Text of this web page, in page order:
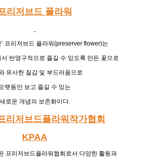
리저브드 플라워
’ 프리저브드 플라워(preserver flower)는
반영구적으로 즐길 수 있도록 만든 꽃으로
유사한 질감 및 부드러움으로
랫동안 보고 즐길 수 있는
새로운 개념의 보존화이다.
리저브드플라워작가협회
KPAA
프리저브드플라워협회로서 다양한 활동과